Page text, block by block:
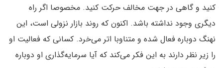
کنید و گاهی در جهت مخالف حرکت کنید. مخصوصا اگر راه
دیگری وجود نداشته باشد. اکنون که روند بازار نزولی است، این
نهنگ دوباره فعال شده و متناوبا اتر می‌خرد. کسانی که فعالیت او
را زیر نظر دارند به این فکر می‌کند که آیا سرمایه‌گذاری او دوباره